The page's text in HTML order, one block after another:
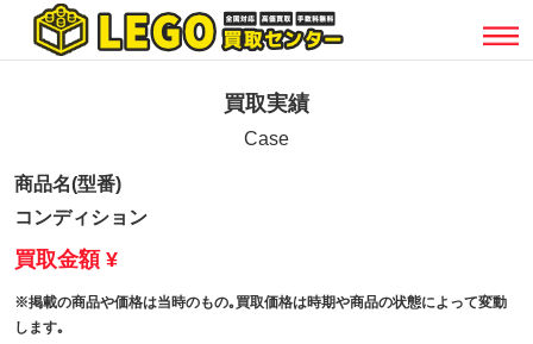
買取実績
Case
商品名(型番)
コンディション
買取金額 ¥
※掲載の商品や価格は当時のもの｡買取価格は時期や商品の状態によって変動
します｡